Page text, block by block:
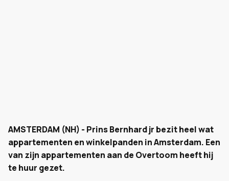
AMSTERDAM (NH) - Prins Bernhard jr bezit heel wat
appartementen en winkelpanden in Amsterdam. Een
van zijn appartementen aan de Overtoom heeft hij
te huur gezet.